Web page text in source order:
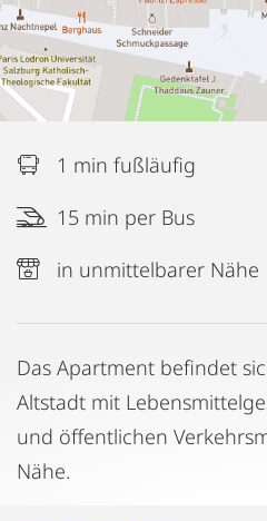
1 min fußläufig
15 min per Bus
in unmittelbarer Nähe
Das Apartment befindet
Altstadt mit
und öffentlichen
Nähe.